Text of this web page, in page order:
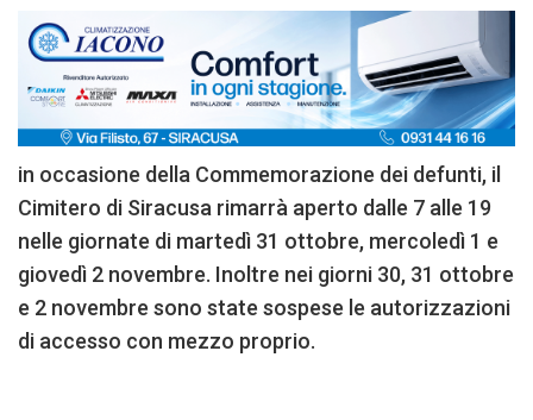
in occasione della Commemorazione dei defunti, il
Cimitero di Siracusa rimarrà aperto dalle 7 alle 19
nelle giornate di martedì 31 ottobre, mercoledì 1 e
giovedì 2 novembre. Inoltre nei giorni 30, 31 ottobre
e 2 novembre sono state sospese le autorizzazioni
di accesso con mezzo proprio.